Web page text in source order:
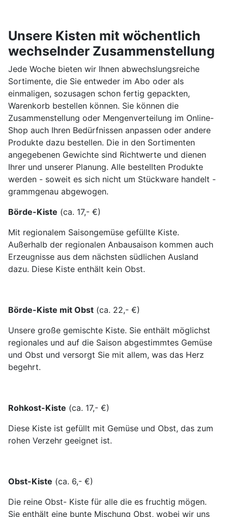
Unsere Kisten mit wöchentlich
wechselnder Zusammenstellung
Jede Woche bieten wir Ihnen abwechslungsreiche
Sortimente, die Sie entweder im Abo oder als
einmaligen, sozusagen schon fertig gepackten,
Warenkorb bestellen können. Sie können die
Zusammenstellung oder Mengenverteilung im Online-
Shop auch Ihren Bedürfnissen anpassen oder andere
Produkte dazu bestellen. Die in den Sortimenten
angegebenen Gewichte sind Richtwerte und dienen
Ihrer und unserer Planung. Alle bestellten Produkte
werden - soweit es sich nicht um Stückware handelt -
grammgenau abgewogen.
Börde-Kiste (ca. 17,- €)
Mit regionalem Saisongemüse gefüllte Kiste.
Außerhalb der regionalen Anbausaison kommen auch
Erzeugnisse aus dem nächsten südlichen Ausland
dazu. Diese Kiste enthält kein Obst.
Börde-Kiste mit Obst (ca. 22,- €)
Unsere große gemischte Kiste. Sie enthält möglichst
regionales und auf die Saison abgestimmtes Gemüse
und Obst und versorgt Sie mit allem, was das Herz
begehrt.
Rohkost-Kiste (ca. 17,- €)
Diese Kiste ist gefüllt mit Gemüse und Obst, das zum
rohen Verzehr geeignet ist.
Obst-Kiste (ca. 6,- €)
Die reine Obst- Kiste für alle die es fruchtig mögen.
Sie enthält eine bunte Mischung Obst, wobei wir uns